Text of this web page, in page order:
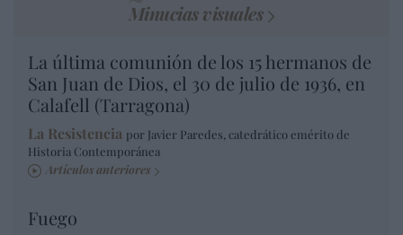
Minucias visuales
La última comunión de los 15 hermanos de
San Juan de Dios, el 30 de julio de 1936, en
Calafell (Tarragona)
La Resistencia por Javier Paredes, catedrático emérito de
Historia Contemporánea
Artículos anteriores
Fuego